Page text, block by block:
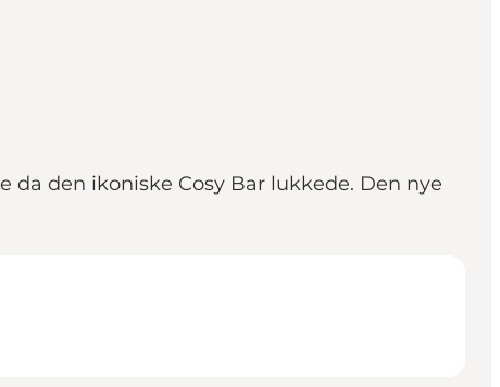
da den ikoniske Cosy Bar lukkede. Den nye